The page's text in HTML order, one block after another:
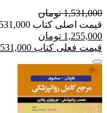
1,531,000 تومان
قیمت اصلی کتاب 1,531,000 تومان بود
1,255,000 تومان
قیمت فعلی کتاب 1,531,000 تومان است